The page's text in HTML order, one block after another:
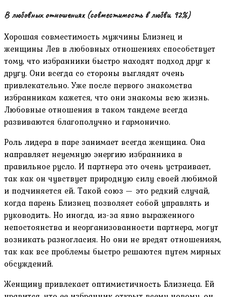
В любовных отношениях (совместимость в любви 92%)
Хорошая совместимость мужчины Близнец и
женщины Лев в любовных отношениях способствует
тому, что избранники быстро находят подход друг к
другу. Они всегда со стороны выглядят очень
привлекательно. Уже после первого знакомства
избранникам кажется, что они знакомы всю жизнь.
Любовные отношения в таком тандеме всегда
развиваются благополучно и гармонично.
Роль лидера в паре занимает всегда женщина. Она
направляет неуемную энергию избранника в
правильное русло. И партнера это очень устраивает,
так как он чувствует природную силу своей любимой
и подчиняется ей. Такой союз — это редкий случай,
когда парень Близнец позволяет собой управлять и
руководить. Но иногда, из-за явно выраженного
непостоянства и неорганизованности партнера, могут
возникать разногласия. Но они не вредят отношениям,
так как все проблемы быстро решаются путем мирных
обсуждений.
Женщину привлекает оптимистичность Близнеца. Ей